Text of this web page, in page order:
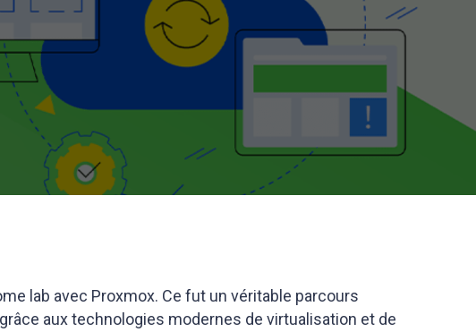
lab avec Proxmox. Ce fut un véritable parcours
aux technologies modernes de virtualisation et de